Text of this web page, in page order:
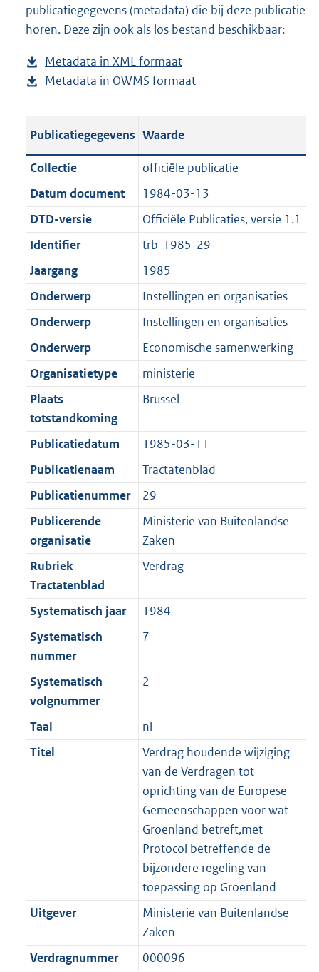
a
d
u
b
i
a
t
i
e
i
f
o
r
m
a
a
t
d
s
r
o
t
e
6
8
K
o
a
p
u
l
c
a
t
i
e
n
f
o
m
a
a
t
n
d
g
r
o
t
e
:
0
K
publicatiegegevens (metadata) die bij deze publicatie
horen. Deze zijn ook als los bestand beschikbaar:
Metadata in XML formaat
e
a
n
d
s
g
r
o
t
t
e
:
2
K
Metadata in OWMS formaat
a
n
d
s
g
r
o
t
t
e
2
b
Publicatiegegevens Waarde
Collectie
officiële publicatie
Datum document
1984-03-13
DTD-versie
Officiële Publicaties, versie 1.1
Identifier
trb-1985-29
Jaargang
1985
Onderwerp
Instellingen en organisaties
Onderwerp
Instellingen en organisaties
Onderwerp
Economische samenwerking
Organisatietype
ministerie
Plaats
totstandkoming
Brussel
Publicatiedatum
1985-03-11
Publicatienaam
Tractatenblad
Publicatienummer
29
Publicerende
organisatie
Ministerie van Buitenlandse
Zaken
Rubriek
Tractatenblad
Verdrag
Systematisch jaar
1984
Systematisch
nummer
7
Systematisch
volgnummer
2
Taal
nl
Titel
Verdrag houdende wijziging
van de Verdragen tot
oprichting van de Europese
Gemeenschappen voor wat
Groenland betreft,met
Protocol betreffende de
bijzondere regeling van
toepassing op Groenland
Uitgever
Ministerie van Buitenlandse
Zaken
Verdragnummer
000096